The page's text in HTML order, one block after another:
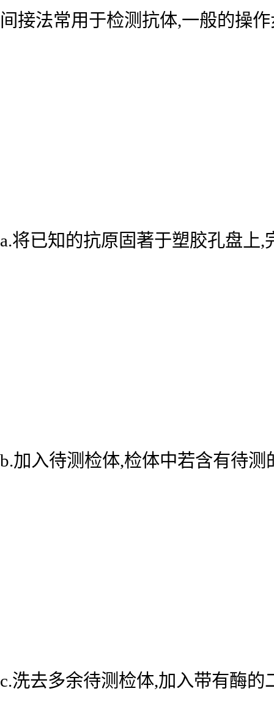
间接法常用于检测抗体,一般的操
a.将已知的抗原固著于塑胶孔盘上
b.加入待测检体,检体中若含有待
c.洗去多余待测检体,加入带有酶